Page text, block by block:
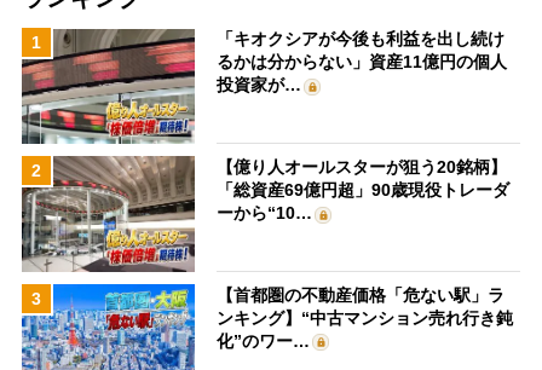
1
「キオクシアが今後も利益を出し続け
るかは分からない」資産11億円の個人
投資家が…
2
【億り人オールスターが狙う20銘柄】
「総資産69億円超」90歳現役トレーダ
ーから“10…
3
【首都圏の不動産価格「危ない駅」ラ
ンキング】“中古マンション売れ行き鈍
化”のワー…